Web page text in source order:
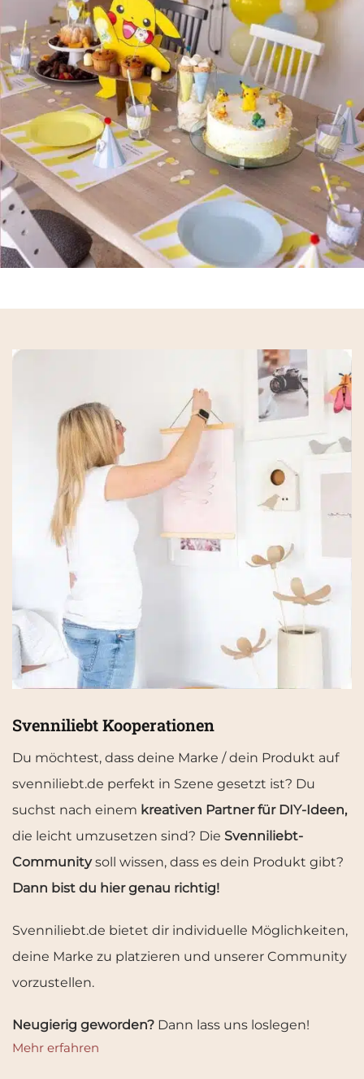
Svenniliebt Kooperationen
Du möchtest, dass deine Marke / dein Produkt auf
svenniliebt.de perfekt in Szene gesetzt ist? Du
suchst nach einem kreativen Partner für DIY-Ideen,
die leicht umzusetzen sind? Die Svenniliebt-
Communitysoll wissen, dass es dein Produkt gibt?
Dann bist du hier genau richtig!
Svenniliebt.de bietet dir individuelle Möglichkeiten,
deine Marke zu platzieren und unserer Community
vorzustellen.
Neugierig geworden? Dann lass uns loslegen!
Mehr erfahren